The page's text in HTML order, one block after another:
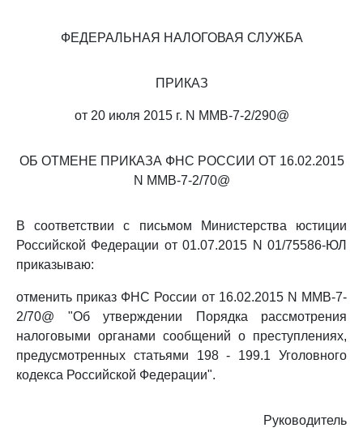
ФЕДЕРАЛЬНАЯ НАЛОГОВАЯ СЛУЖБА
ПРИКАЗ
от 20 июля 2015 г. N ММВ-7-2/290@
ОБ ОТМЕНЕ ПРИКАЗА ФНС РОССИИ ОТ 16.02.2015
N ММВ-7-2/70@
В соответствии с письмом Министерства юстиции
Российской Федерации от 01.07.2015 N 01/75586-ЮЛ
приказываю:
отменить приказ ФНС России от 16.02.2015 N ММВ-7-
2/70@ "Об утверждении Порядка рассмотрения
налоговыми органами сообщений о преступлениях,
предусмотренных статьями 198 - 199.1 Уголовного
кодекса Российской Федерации".
Руководитель